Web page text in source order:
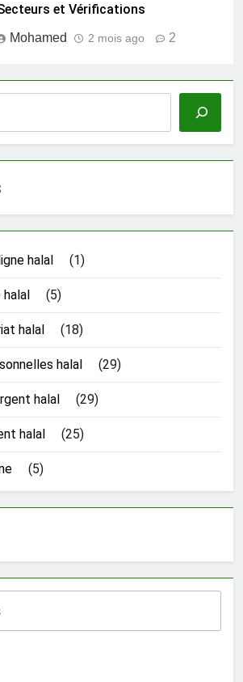
et Vérifications
Mohamed 2 mois ago 2
halal (1)
halal (5)
halal (18)
halal (29)
halal (29)
halal (25)
(5)